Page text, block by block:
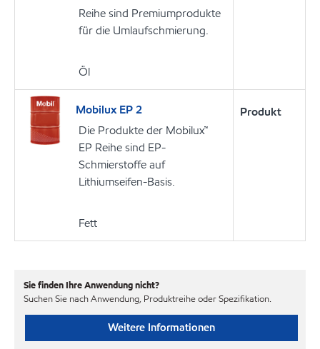
Reihe sind Premiumprodukte
für die Umlaufschmierung.
Öl
Mobilux EP 2
Die Produkte der Mobilux™
EP Reihe sind EP-
Schmierstoffe auf
Lithiumseifen-Basis.
Fett
Produkt
Sie finden Ihre Anwendung nicht?
Suchen Sie nach Anwendung, Produktreihe oder Spezifikation.
Weitere Informationen